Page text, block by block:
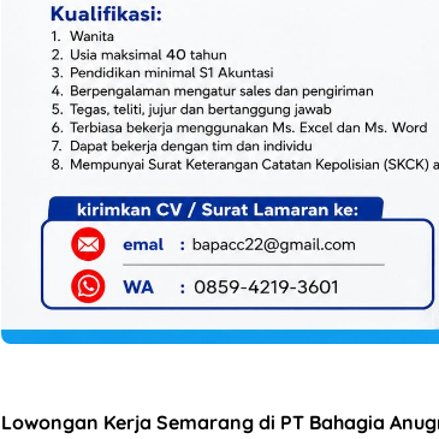
Lowongan Kerja Semarang di PT Bahagia